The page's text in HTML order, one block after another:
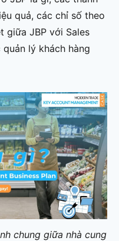
quả, các chỉ số theo
giữa JBP với Sales
lý khách hàng
chung giữa nhà cung